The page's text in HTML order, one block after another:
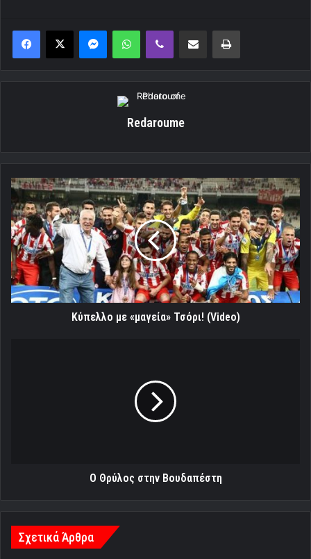
MessengerWhatsAppViber Κοινοποίηση μέσω ηλεκτρονικού ταχυδρομείουΕκτύπωση
Redaroume
Κύπελλο
με
«μαγεία»
Τσόρι!
(Video)
Κύπελλο με «μαγεία» Τσόρι! (Video)
Ο Θρύλος στην Βουδαπέστη
Σχετικά Άρθρα